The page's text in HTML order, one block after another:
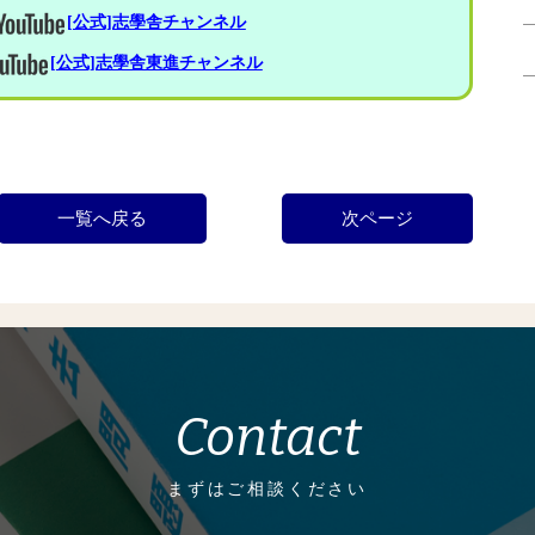
[公式]志學舎チャンネル
[公式]志學舎東進チャンネル
一覧へ戻る 次ページ
Contact
まずはご相談ください